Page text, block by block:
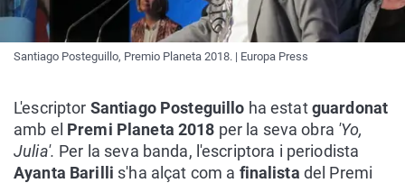
Santiago Posteguillo, Premio Planeta 2018. | Europa Press
L'escriptor Santiago Posteguillo ha estatguardonat
amb el Premi Planeta 2018 per la seva obra 'Yo,
Julia'. Per la seva banda, l'escriptora i periodista
Ayanta Barilli s'ha alçat com a finalista del Premi